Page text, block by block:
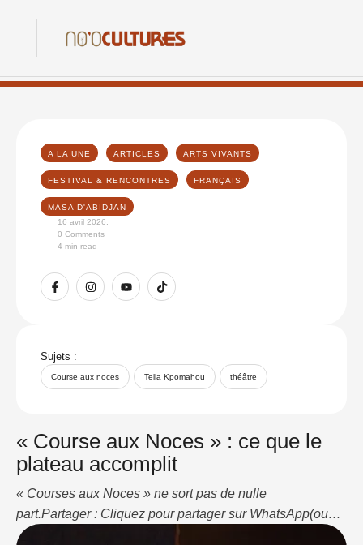
A LA UNE ARTICLES ARTS VIVANTS
FESTIVAL & RENCONTRES FRANÇAIS
MASA D'ABIDJAN
16 avril 2026
0 Comments
4 min read
Sujets :
Course aux noces Tella Kpomahou théâtre
« Course aux Noces » : ce que le
plateau accomplit
« Courses aux Noces » ne sort pas de nulle
part.Partager : Cliquez pour partager sur WhatsApp(ouvre
dans une nouvelle fenêtre) WhatsApp Cliquez pour